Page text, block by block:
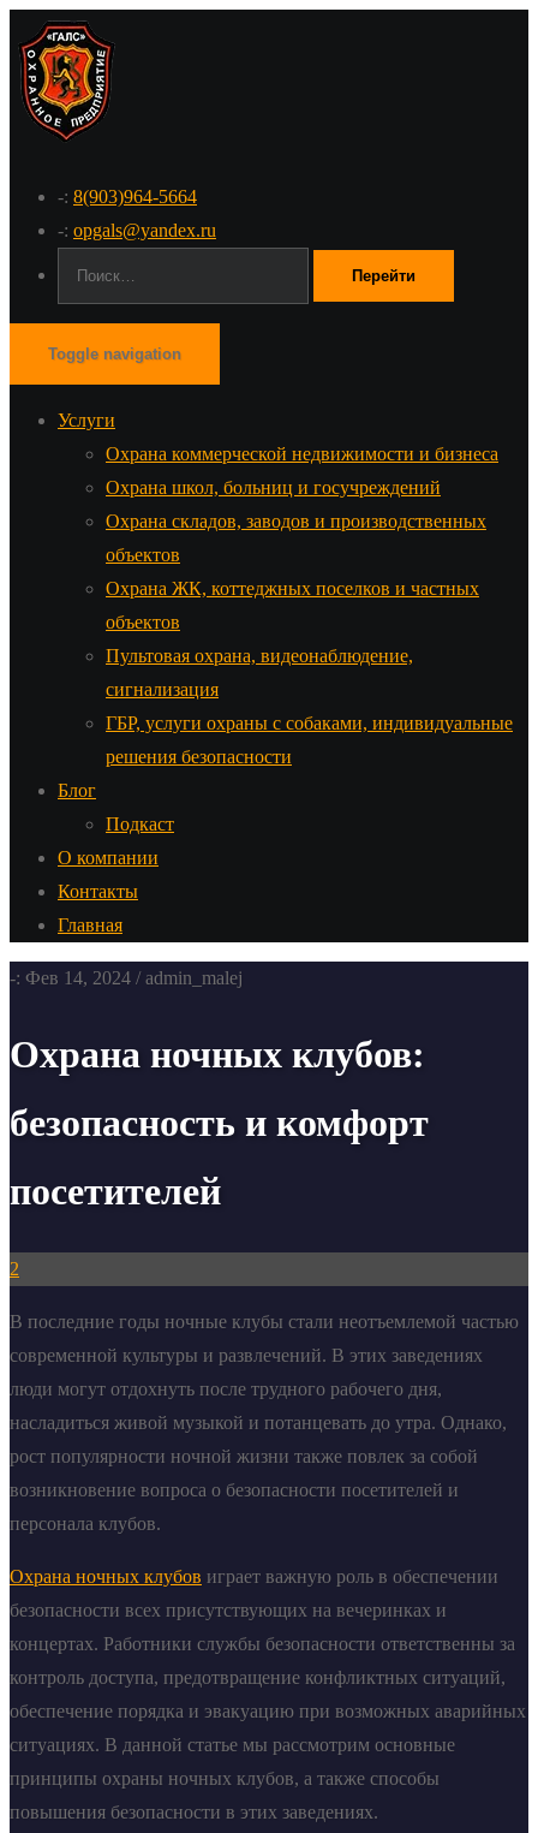
-: 8(903)964-5664
-: opgals@yandex.ru
Toggle navigation
Услуги
Охрана коммерческой недвижимости и бизнеса
Охрана школ, больниц и госучреждений
Охрана складов, заводов и производственных
объектов
Охрана ЖК, коттеджных поселков и частных
объектов
Пультовая охрана, видеонаблюдение,
сигнализация
ГБР, услуги охраны с собаками, индивидуальные
решения безопасности
Блог
Подкаст
О компании
Контакты
Главная
-: Фев 14, 2024 / admin_malej
Охрана ночных клубов:
безопасность и комфорт
посетителей
2
В последние годы ночные клубы стали неотъемлемой частью
современной культуры и развлечений. В этих заведениях
люди могут отдохнуть после трудного рабочего дня,
насладиться живой музыкой и потанцевать до утра. Однако,
рост популярности ночной жизни также повлек за собой
возникновение вопроса о безопасности посетителей и
персонала клубов.
Охрана ночных клубов играет важную роль в обеспечении
безопасности всех присутствующих на вечеринках и
концертах. Работники службы безопасности ответственны за
контроль доступа, предотвращение конфликтных ситуаций,
обеспечение порядка и эвакуацию при возможных аварийных
ситуациях. В данной статье мы рассмотрим основные
принципы охраны ночных клубов, а также способы
повышения безопасности в этих заведениях.